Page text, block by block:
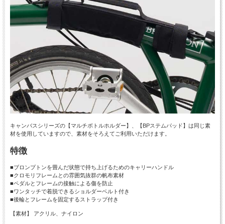
キャンバスシリーズの【マルチボトルホルダー】、【BPステムパッド】は同じ素
材を使用していますので、素材をそろえてご利用いただけます。
特徴
■ブロンプトンを畳んだ状態で持ち上げるためのキャリーハンドル
■クロモリフレームとの雰囲気抜群の帆布素材
■ペダルとフレームの接触による傷を防止
■ワンタッチで着脱できるショルダーベルト付き
■後輪とフレームを固定するストラップ付き
【素材】 アクリル、ナイロン